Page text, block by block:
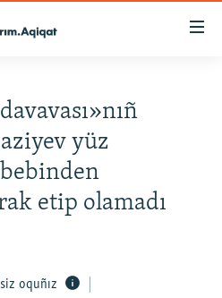
yüz
etip olamadı
oquñız